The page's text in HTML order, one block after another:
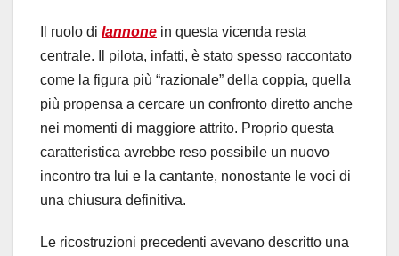
Il ruolo di Iannone in questa vicenda resta
centrale. Il pilota, infatti, è stato spesso raccontato
come la figura più “razionale” della coppia, quella
più propensa a cercare un confronto diretto anche
nei momenti di maggiore attrito. Proprio questa
caratteristica avrebbe reso possibile un nuovo
incontro tra lui e la cantante, nonostante le voci di
una chiusura definitiva.
Le ricostruzioni precedenti avevano descritto una